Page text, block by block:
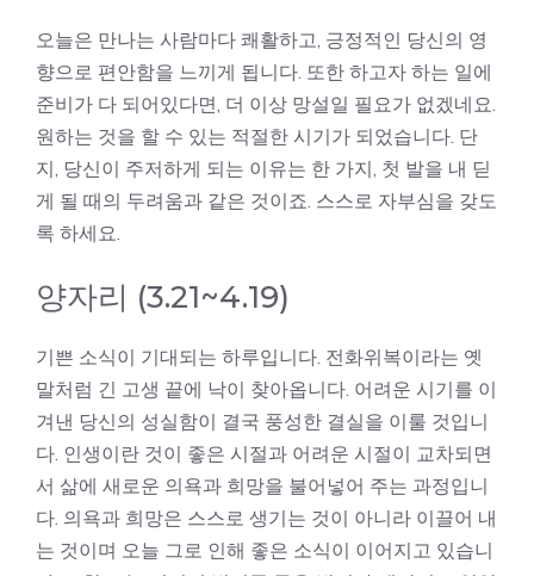
오늘은 만나는 사람마다 쾌활하고, 긍정적인 당신의 영
향으로 편안함을 느끼게 됩니다. 또한 하고자 하는 일에
준비가 다 되어있다면, 더 이상 망설일 필요가 없겠네요.
원하는 것을 할 수 있는 적절한 시기가 되었습니다. 단
지, 당신이 주저하게 되는 이유는 한 가지, 첫 발을 내 딛
게 될 때의 두려움과 같은 것이죠. 스스로 자부심을 갖도
록 하세요.
양자리 (3.21~4.19)
기쁜 소식이 기대되는 하루입니다. 전화위복이라는 옛
말처럼 긴 고생 끝에 낙이 찾아옵니다. 어려운 시기를 이
겨낸 당신의 성실함이 결국 풍성한 결실을 이룰 것입니
다. 인생이란 것이 좋은 시절과 어려운 시절이 교차되면
서 삶에 새로운 의욕과 희망을 불어넣어 주는 과정입니
다. 의욕과 희망은 스스로 생기는 것이 아니라 이끌어 내
는 것이며 오늘 그로 인해 좋은 소식이 이어지고 있습니